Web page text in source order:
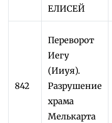
ЕЛИСЕЙ
842
Переворот
Иегу
(Ииуя).
Разрушение
храма
Мелькарта